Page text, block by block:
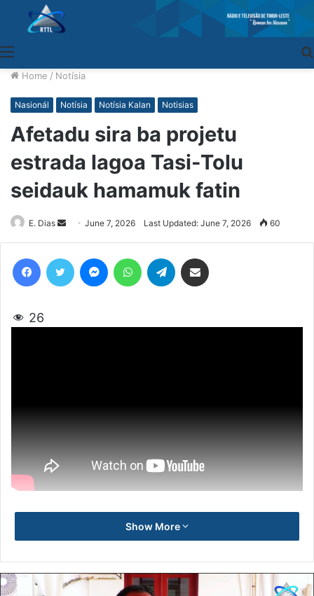
Home / Notísia
Nasionál Notísia Notísia Kalan Notisias
Afetadu sira ba projetu
estrada lagoa Tasi-Tolu
seidauk hamamuk fatin
E. Dias
Send
an
June 7, 2026 Last Updated: June 7, 2026 60
26
Show More